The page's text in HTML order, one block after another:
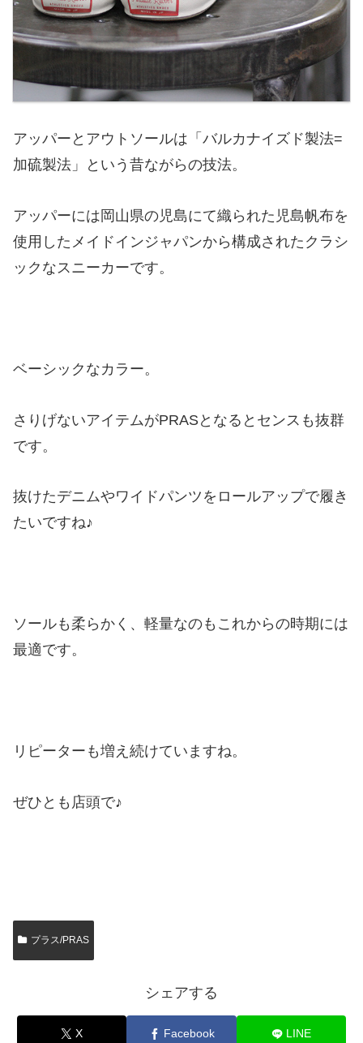
アッパーとアウトソールは「バルカナイズド製法=
加硫製法」という昔ながらの技法。
アッパーには岡山県の児島にて織られた児島帆布を
使用したメイドインジャパンから構成されたクラシ
ックなスニーカーです。
ベーシックなカラー。
さりげないアイテムがPRASとなるとセンスも抜群
です。
抜けたデニムやワイドパンツをロールアップで履き
たいですね♪
ソールも柔らかく、軽量なのもこれからの時期には
最適です。
リピーターも増え続けていますね。
ぜひとも店頭で♪
プラス/PRAS
シェアする
X Facebook LINE